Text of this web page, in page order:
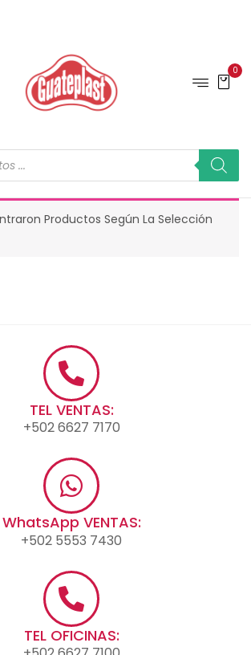
0
Productos Según La Selección
TEL VENTAS:
+502 6627 7170
WhatsApp VENTAS:
+502 5553 7430
TEL OFICINAS: